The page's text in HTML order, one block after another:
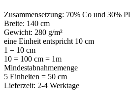
Zusammensetzung: 70% Co und 30% Pl
Breite: 140 cm
Gewicht: 280 g/m²
eine Einheit entspricht 10 cm
1 = 10 cm
10 = 100 cm = 1m
Mindestabnahmemenge
5 Einheiten = 50 cm
Lieferzeit: 2-4 Werktage